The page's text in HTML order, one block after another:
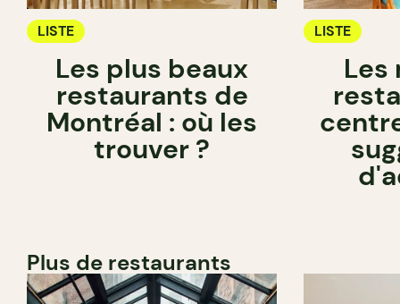
LISTE
Les plus beaux
restaurants de
Montréal : où les
trouver ?
LISTE
Les
Plus de restaurants